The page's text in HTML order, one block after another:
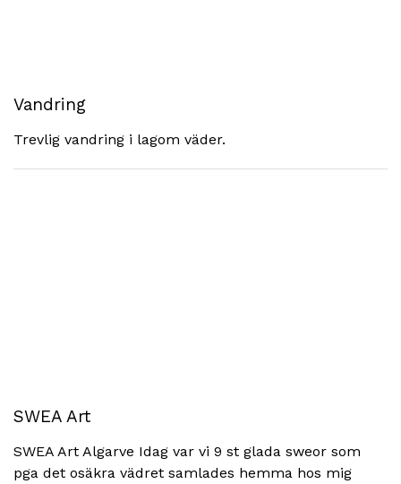
Vandring
Trevlig vandring i lagom väder.
SWEA Art
SWEA Art Algarve Idag var vi 9 st glada sweor som
pga det osäkra vädret samlades hemma hos mig